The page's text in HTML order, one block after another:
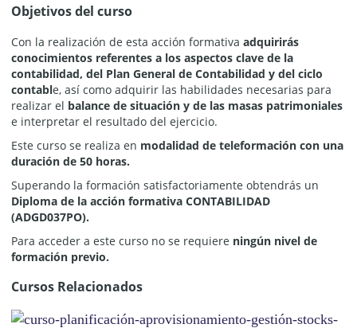
Objetivos del curso
Con la realización de esta acción formativaadquirirás
conocimientos referentes a los aspectos clave de la
contabilidad, del Plan General de Contabilidad y del ciclo
contable, así como adquirir las habilidades necesarias para
realizar el balance de situación y de las masas patrimoniales
e interpretar el resultado del ejercicio.
Este curso se realiza en modalidad de teleformación con una
duración de 50 horas.
Superando la formación satisfactoriamente obtendrás un
Diploma de la acción formativa CONTABILIDAD
(ADGD037PO).
Para acceder a este curso no se requiere ningún nivel de
formación previo.
Cursos Relacionados